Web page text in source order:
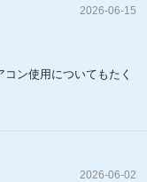
2026-06-15
ン使用についてもたく
2026-06-02